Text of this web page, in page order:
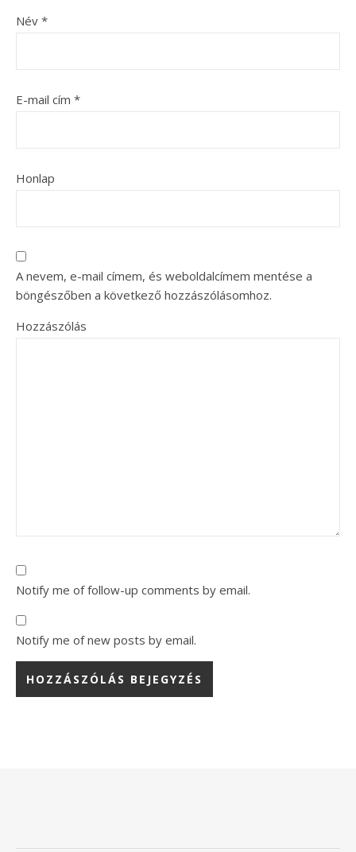
Név *
E-mail cím *
Honlap
A nevem, e-mail címem, és weboldalcímem mentése a
böngészőben a következő hozzászólásomhoz.
Hozzászólás
Notify me of follow-up comments by email.
Notify me of new posts by email.